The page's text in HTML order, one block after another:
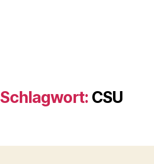
Schlagwort: CSU